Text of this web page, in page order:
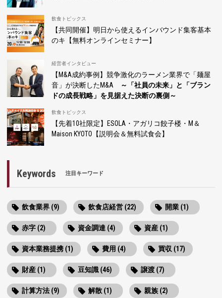
飲食トピックス
【共同開催】明日から使えるインバウンド集客基本
のキ【無料オンラインセミナー】
経営者インタビュー
【M&A成約事例】競争激化のラーメン業界で「麺屋
音」が決断したM&A
～「社員の未来」と「ブラン
ドの成長戦略」を見据えた決断の裏側～
飲食トピックス
【先着10社限定】ESOLA・アガリコ餃子楼・M＆
Maison KYOTO【説明会＆無料試食会】
Keywords 注目キーワード
飲食業界 (9) 飲食店経営 (22) 開業 (1)
赤字 (2) 資金調達 (4) 資産 (1)
資本業務提携 (1) 費用 (4) 買収 (17)
財産 (1) 豆知識 (46) 譲渡 (7)
計算方法 (9) 解散 (1) 親族 (2)